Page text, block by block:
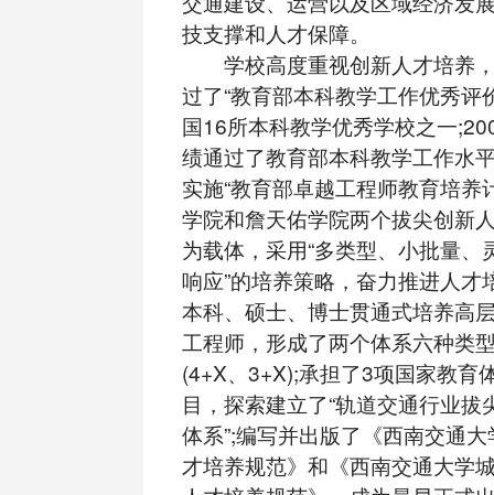
技支撑和人才保障。
学校高度重视创新人才培养
过了“教育部本科教学工作优秀评
国16所本科教学优秀学校之一
绩通过了教育部本科教学工作水
实施“教育部卓越工程师教育培养
学院和詹天佑学院两个拔尖创新
为载体，采用“多类型、小批量、
响应”的培养策略，奋力推进人才
本科、硕士、博士贯通式培养高
工程师，形成了两个体系六种类
(4+X、3+X);承担了3项国家教育
目，探索建立了“轨道交通行业拔
体系”;编写并出版了《西南交通
才培养规范》和《西南交通大学